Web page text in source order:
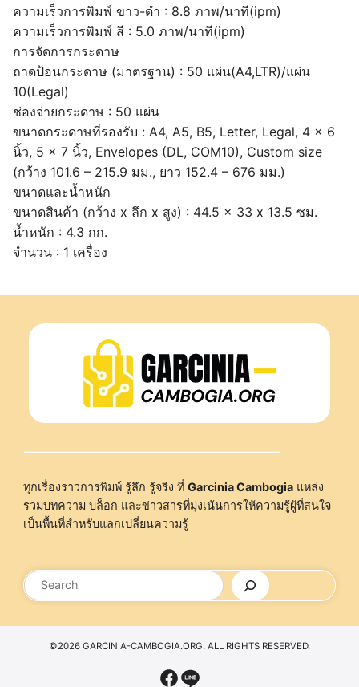
ความเร็วการพิมพ์ ขาว-ดำ : 8.8 ภาพ/นาที(ipm)
ความเร็วการพิมพ์ สี : 5.0 ภาพ/นาที(ipm)
การจัดการกระดาษ
ถาดป้อนกระดาษ (มาตรฐาน) : 50 แผ่น(A4,LTR)/แผ่น
10(Legal)
ช่องจ่ายกระดาษ : 50 แผ่น
ขนาดกระดาษที่รองรับ : A4, A5, B5, Letter, Legal, 4 × 6
นิ้ว, 5 × 7 นิ้ว, Envelopes (DL, COM10), Custom size
(กว้าง 101.6 – 215.9 มม., ยาว 152.4 – 676 มม.)
ขนาดและน้ำหนัก
ขนาดสินค้า (กว้าง x ลึก x สูง) : 44.5 × 33 x 13.5 ซม.
น้ำหนัก : 4.3 กก.
จำนวน : 1 เครื่อง
ทุกเรื่องราวการพิมพ์ รู้ลึก รู้จริง ที่Garcinia Cambogia แหล่ง
รวมบทความ บล็อก และข่าวสารที่มุ่งเน้นการให้ความรู้ผู้ที่สนใจ
เป็นพื้นที่สำหรับแลกเปลี่ยนความรู้
ค้นหา
©2026 GARCINIA-CAMBOGIA.ORG. ALL RIGHTS RESERVED.